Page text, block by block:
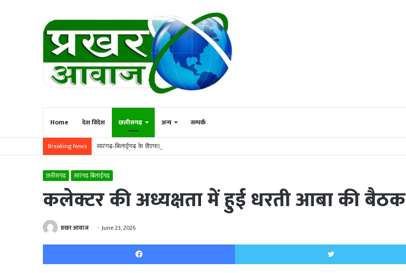
Home देश विदेश छत्तीसगढ़ अन्य सम्पर्क
Breaking News सारंगढ़-बिलाईगढ़ के डीएफओ विपुल अग्रवाल का सूरजपुर तबादला; पुष्पलता टंडन पुनः संभालेंगी कमान
छत्तीसगढ़ सारंगढ़ बिलाईगढ़
कलेक्टर की अध्यक्षता में हुई धरती आबा की बैठक
प्रखर आवाज June 23, 2026
Facebook